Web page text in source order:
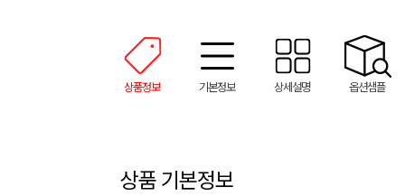
상품정보 기본정보 상세설명 옵션샘플
상품 기본정보